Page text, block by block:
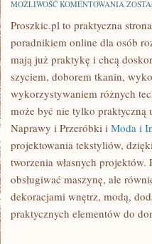
MOŻLIWOŚĆ KOMENTOWANIA MODA
Proszkic.pl to praktyczna
poradnikiem online dla osób
mają już praktykę i chcą
szyciem, doborem tkanin,
wykorzystywaniem różnych
może być nie tylko praktyczną
Naprawy i Przeróbki i Moda i
projektowania tekstyliów,
tworzenia własnych
obsługiwać maszynę, ale
dekoracjami wnętrz, modą,
praktycznych elementów do